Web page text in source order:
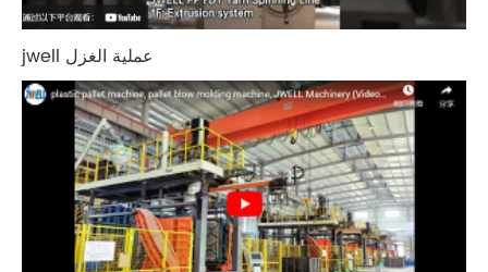
jwell عملية الغزل